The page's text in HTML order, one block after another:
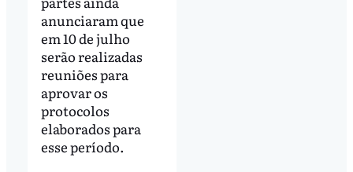
anunciaram que
em 10 de julho
serão realizadas
reuniões para
aprovar os
protocolos
elaborados para
esse período.